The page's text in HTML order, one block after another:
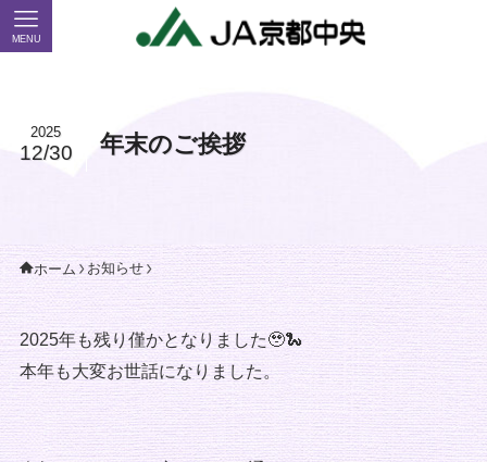
MENU
年末のご挨拶
2025
12/30
ホーム お知らせ
2025年も残り僅かとなりました🥹🐍
本年も大変お世話になりました。